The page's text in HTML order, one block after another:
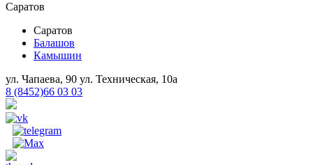
Саратов
Саратов
Балашов
Камышин
ул. Чапаева, 90 ул. Техническая, 10а
8 (8452)66 03 03